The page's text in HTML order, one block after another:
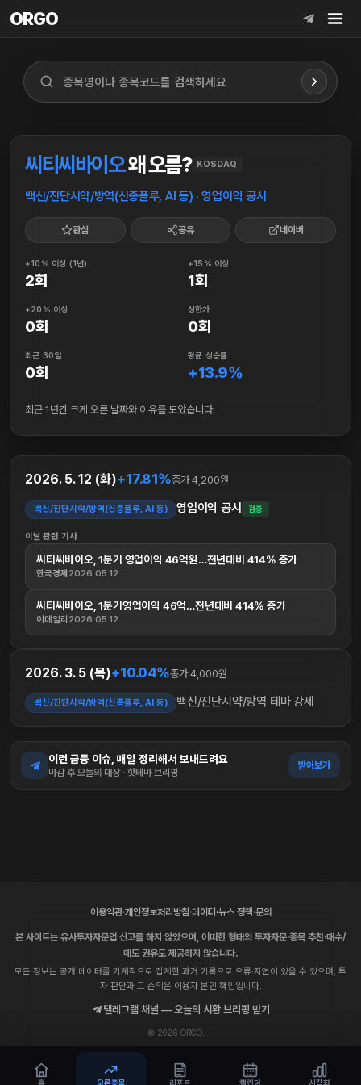
ORGO
ORGO
씨티씨바이오왜 오름? KOSDAQ
백신/진단시약/방역(신종플루, AI 등) · 영업이익 공시
관심 공유 네이버
+10% 이상 (1년)
2회
+15% 이상
1회
+20% 이상
0회
상한가
0회
최근 30일
0회
평균 상승률
+13.9%
최근 1년간 크게 오른 날짜와 이유를 모았습니다.
2026. 5. 12 (화)+17.81%종가 4,200원
백신/진단시약/방역(신종플루, AI 등) 영업이익 공시 검증
이날 관련 기사
씨티씨바이오, 1분기 영업이익 46억원…전년대비 414% 증가
한국경제 2026.05.12
씨티씨바이오, 1분기영업이익 46억…전년대비 414% 증가
이데일리 2026.05.12
2026. 3. 5 (목)+10.04%종가 4,000원
백신/진단시약/방역(신종플루, AI 등) 백신/진단시약/방역 테마 강세
이런 급등 이슈, 매일 정리해서 보내드려요
마감 후 오늘의 대장 · 핫테마 브리핑
받아보기
이용약관·개인정보처리방침·데이터·뉴스 정책·문의
본 사이트는 유사투자자문업 신고를 하지 않았으며, 어떠한 형태의 투자자문·종목 추천·매수/
매도 권유도 제공하지 않습니다.
모든 정보는 공개 데이터를 기계적으로 집계한 과거 기록으로 오류·지연이 있을 수 있으며, 투
자 판단과 그 손익은 이용자 본인 책임입니다.
텔레그램 채널 — 오늘의 시황 브리핑 받기
© 2026 ORGO. ·
홈 오른종목 리포트 캘린더 시각화